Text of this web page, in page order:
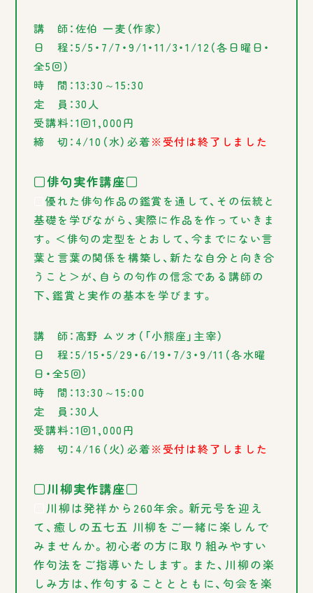
講 師：佐伯 一麦（作家）
日 程：5/5・7/7・9/1・11/3・1/12（各日曜日・
全5回）
時 間：13:30～15:30
定 員：30人
受講料：1回1,000円
締 切：4/10（水）必着※受付は終了しました
□俳句実作講座□
□優れた俳句作品の鑑賞を通して、その伝統と
基礎を学びながら、実際に作品を作っていきま
す。＜俳句の定型をとおして、今までにない言
葉と言葉の関係を構築し、新たな自分と向き合
うこと＞が、自らの句作の信念である講師の
下、鑑賞と実作の基本を学びます。
講 師：高野 ムツオ（「小熊座」主宰）
日 程：5/15・5/29・6/19・7/3・9/11（各水曜
日・全5回）
時 間：13:30～15:00
定 員：30人
受講料：1回1,000円
締 切：4/16（火）必着※受付は終了しました
□川柳実作講座□
川柳は発祥から260年余。新元号を迎え
て、癒しの五七五 川柳をご一緒に楽しんで
みませんか。初心者の方に取り組みやすい
作句法をご指導いたします。また、川柳の楽
しみ方は、作句することとともに、句会を楽